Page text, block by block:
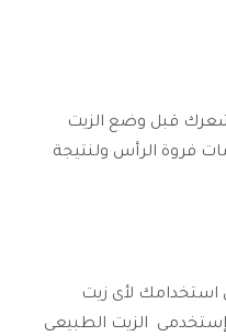
قبل وضع الزيت
فروة الرأس ولنتيجة
لأى زيت
الزيت الطبيعى